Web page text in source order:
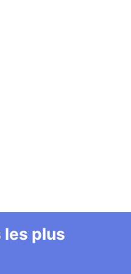
les plus